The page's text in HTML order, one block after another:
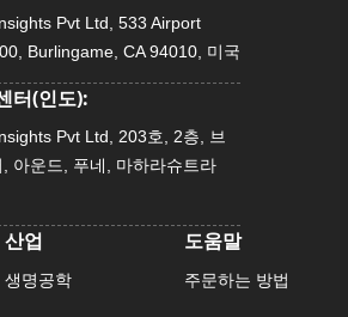
Pvt Ltd, 533 Airport
Burlingame, CA 94010, 미국
터(인도):
Pvt Ltd, 203호, 2층, 브
아운드, 푸네, 마하라슈트라
산업
생명공학
도움말
주문하는 방법